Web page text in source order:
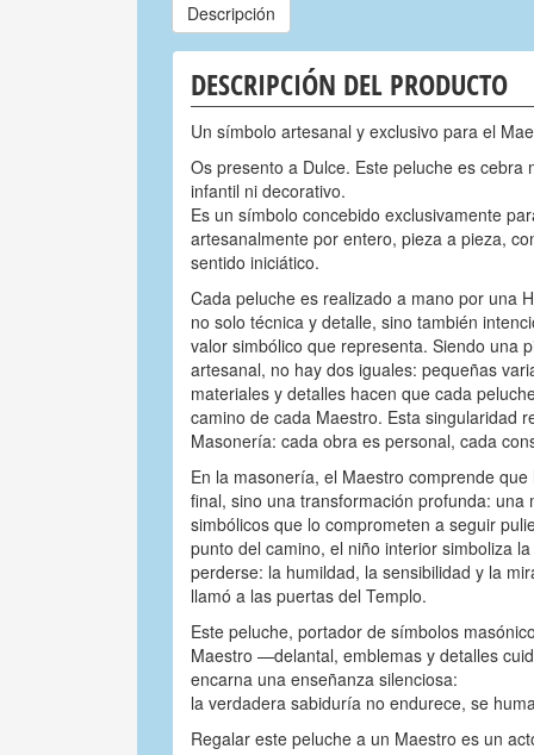
Descripción
DESCRIPCIÓN DEL PRODUCTO
Un símbolo artesanal y exclusivo para el
Os presento a Dulce. Este peluche es cebra
infantil ni decorativo.
Es un símbolo concebido exclusivamente
artesanalmente por entero, pieza a pieza,
sentido iniciático.
Cada peluche es realizado a mano por una
no solo técnica y detalle, sino también
valor simbólico que representa. Siendo una
artesanal, no hay dos iguales: pequeñas
materiales y detalles hacen que cada
camino de cada Maestro. Esta singularidad
Masonería: cada obra es personal, cada
En la masonería, el Maestro comprende
final, sino una transformación profunda: una
simbólicos que lo comprometen a seguir
punto del camino, el niño interior simboliza
perderse: la humildad, la sensibilidad y la
llamó a las puertas del Templo.
Este peluche, portador de símbolos
Maestro —delantal, emblemas y detalles
encarna una enseñanza silenciosa:
la verdadera sabiduría no endurece, se
Regalar este peluche a un Maestro es un